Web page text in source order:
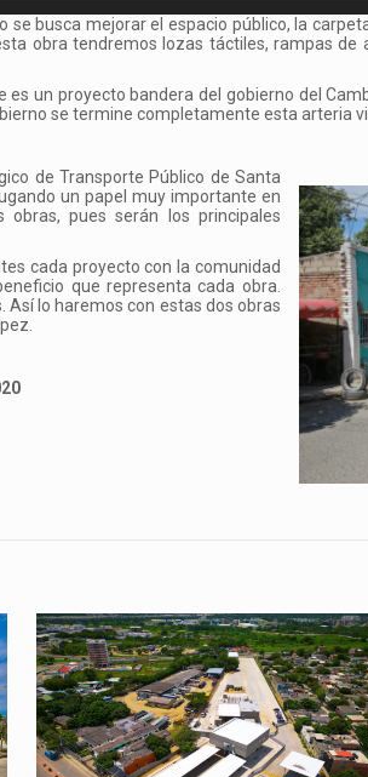
se busca mejorar el espacio público, la
obra tendremos lozas táctiles, rampas de
es un proyecto bandera del gobierno del
se termine completamente esta arteria
de Transporte Público de Santa
un papel muy importante en
pues serán los principales
cada proyecto con la comunidad
que representa cada obra.
lo haremos con estas dos obras